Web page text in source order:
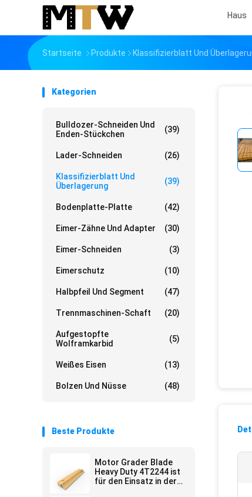
Haus
Startseite Produkte Klassifizierblatt Und
Kategorien
Bulldozer-Schneiden Und
Enden-Stückchen
(39)
Lader-Schneiden (26)
Klassifizierblatt Und
Überlagerung
(39)
Bodenplatte-Platte (42)
Eimer-Zähne Und Adapter (30)
Eimer-Schneiden (3)
Eimerschutz (10)
Halbpfeil Und Segment (47)
Trennmaschinen-Schaft (20)
Aufgestopfte
Wolframkarbid
(5)
Weißes Eisen (13)
Bolzen Und Nüsse (48)
Beste Produkte
Motor Grader Blade
Heavy Duty 4T2244 ist
für den Einsatz in der